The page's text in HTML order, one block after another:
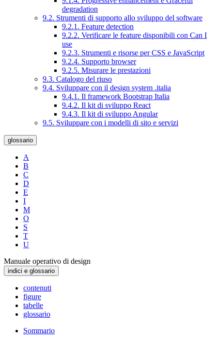
degradation
9.2. Strumenti di supporto allo sviluppo del software
9.2.1. Feature detection
9.2.2. Verificare le feature disponibili con Can I
use
9.2.3. Strumenti e risorse per CSS e JavaScript
9.2.4. Supporto browser
9.2.5. Misurare le prestazioni
9.3. Catalogo del riuso
9.4. Sviluppare con il design system .italia
9.4.1. Il framework Bootstrap Italia
9.4.2. Il kit di sviluppo React
9.4.3. Il kit di sviluppo Angular
9.5. Sviluppare con i modelli di sito e servizi
glossario
A
B
C
D
E
I
M
O
S
T
U
Manuale operativo di design
indici e glossario
contenuti
figure
tabelle
glossario
Sommario